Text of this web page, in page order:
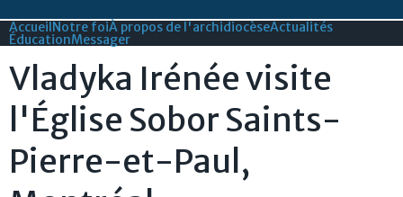
AccueilNotre foiÀ propos de l'archidiocèseActualités
ÉducationMessager
Vladyka Irénée visite
l'Église Sobor Saints-
Pierre-et-Paul,